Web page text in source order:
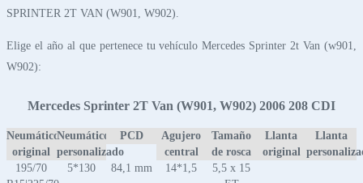
SPRINTER 2T VAN (W901, W902).
Elige el año al que pertenece tu vehículo Mercedes Sprinter 2t Van (w901,
W902):
Mercedes Sprinter 2T Van (W901, W902) 2006 208 CDI
Neumático
original
Neumático
personalizado
PCD
Agujero
central
Tamaño
de rosca
Llanta
original
Llanta
195/70
5*130 84,1 mm 14*1,5
5,5 x 15